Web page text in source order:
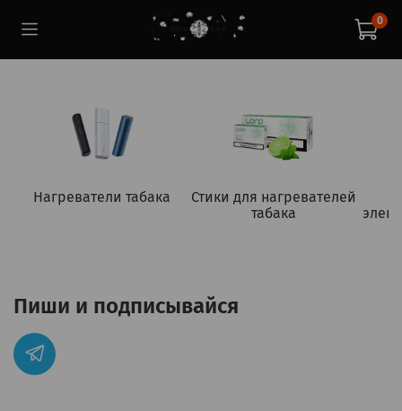
0
Нагреватели табака
Стики для нагревателей
табака
Пиши и подписывайся